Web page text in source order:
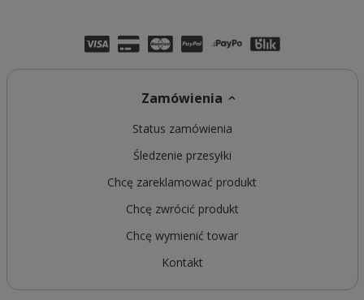
Zamówienia
Status zamówienia
Śledzenie przesyłki
Chcę zareklamować produkt
Chcę zwrócić produkt
Chcę wymienić towar
Kontakt